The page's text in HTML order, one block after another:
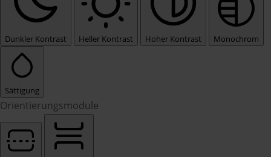
Dunkler Kontrast Heller Kontrast Hoher Kontrast Monochrom
Sättigung
Orientierungsmodule